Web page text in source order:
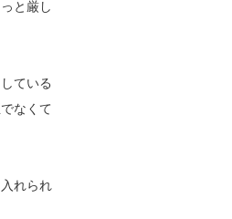
と厳し
ている
でなくて
れられ